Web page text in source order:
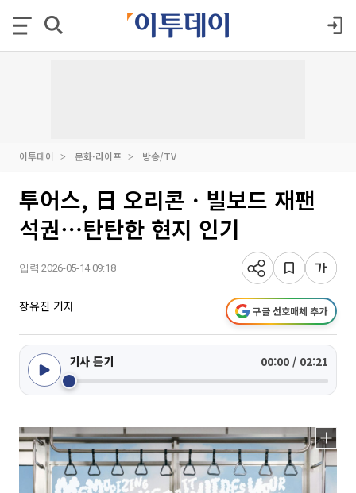
이투데이 문화·라이프 방송/TV
투어스, 日 오리콘ㆍ빌보드 재팬
석권⋯탄탄한 현지 인기
입력 2026-05-14 09:18
장유진 기자 구글 선호매체 추가
기사 듣기 00:00 / 02:21